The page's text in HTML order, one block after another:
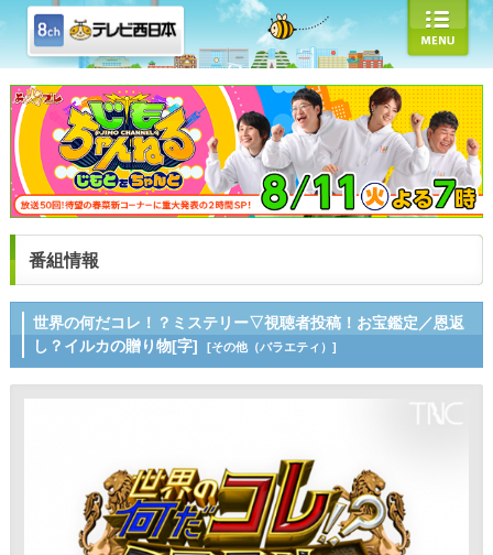
番組情報
世界の何だコレ！？ミステリー▽視聴者投稿！お宝鑑定／恩返
し？イルカの贈り物[字]
[その他（バラエティ）]